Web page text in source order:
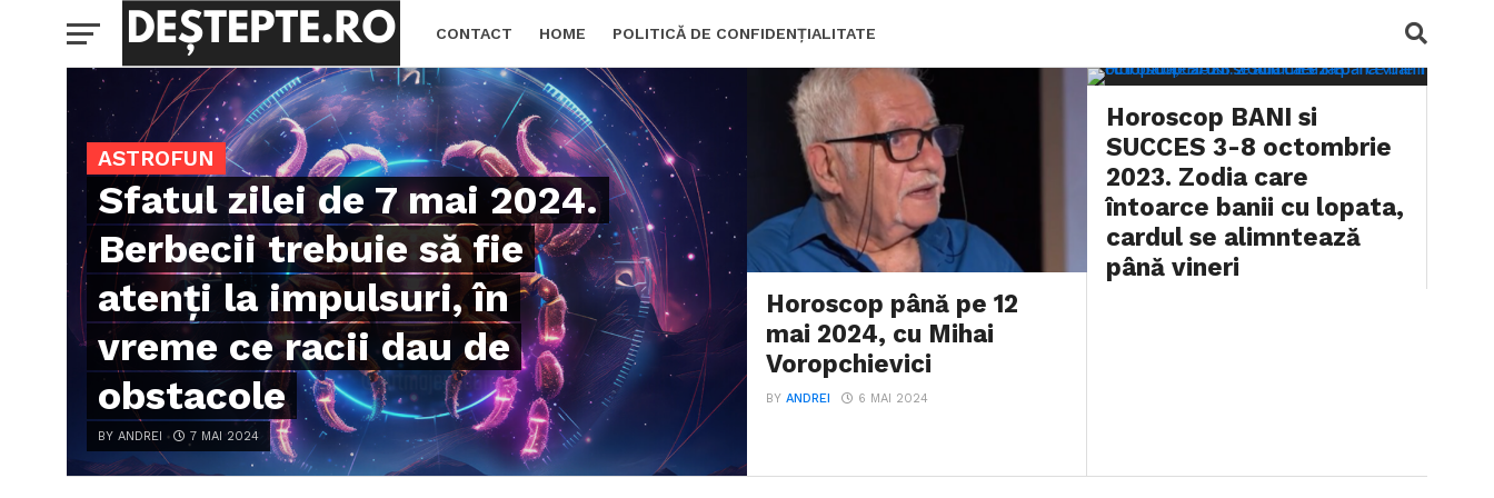
CONTACT HOME POLITICĂ DE CONFIDENȚIALITATE
ASTROFUN
Sfatul zilei de 7 mai 2024.
Berbecii trebuie să fie
atenți la impulsuri, în
vreme ce racii dau de
obstacole
BY ANDREI 7 MAI 2024
Horoscop până pe 12
mai 2024, cu Mihai
Voropchievici
BYANDREI 6 MAI 2024
Horoscop BANI si
SUCCES 3-8 octombrie
2023. Zodia care
întoarce banii cu lopata,
cardul se alimntează
până vineri